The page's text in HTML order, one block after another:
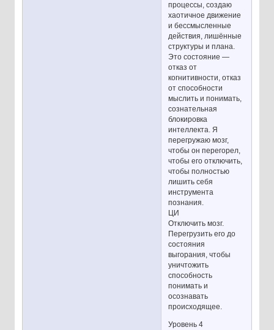
процессы, создаю
хаотичное движение
и бессмысленные
действия, лишённые
структуры и плана.
Это состояние —
отказ от
когнитивности, отказ
от способности
мыслить и понимать,
сознательная
блокировка
интеллекта. Я
перегружаю мозг,
чтобы он перегорел,
чтобы его отключить,
чтобы полностью
лишить себя
инструмента
познания.
ЦИ
Отключить мозг.
Перегрузить его до
состояния
выгорания, чтобы
уничтожить
способность
понимать и
осознавать
происходящее.
Уровень 4